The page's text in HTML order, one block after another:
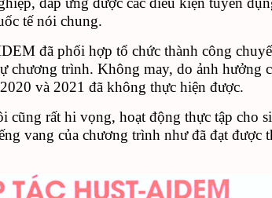
tế nói chung.
đã phối hợp tổ chức thành công
chương trình. Không may, do ảnh hưởng
và 2021 đã không thực hiện được.
rất hi vọng, hoạt động thực tập cho
vang của chương trình như đã đạt được